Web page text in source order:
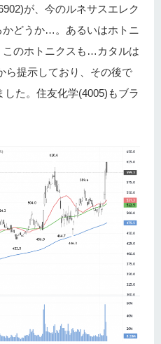
が、今のルネサスエレク
かどうか…。あるいはホトニ
このホトニクスも…カタルは
ら提示しており、その後で
た。住友化学(4005)もブラ